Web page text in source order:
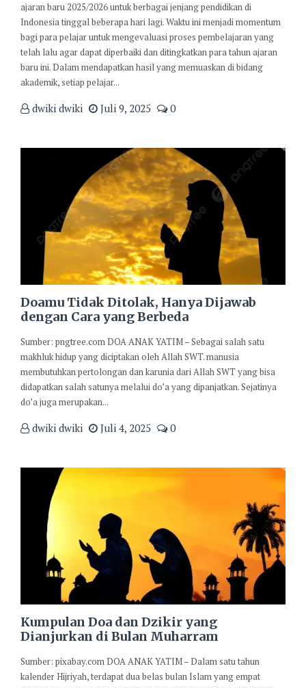
ajaran baru 2025/2026 untuk berbagai jenjang pendidikan di
Indonesia tinggal beberapa hari lagi. Waktu ini menjadi momentum
bagi para pelajar untuk mengevaluasi proses pembelajaran yang
telah lalu agar dapat diperbaiki dan ditingkatkan para tahun ajaran
baru ini. Dalam mendapatkan hasil yang memuaskan di bidang
akademik, setiap pelajar...
dwiki dwiki Juli 9, 2025 0
Doamu Tidak Ditolak, Hanya Dijawab
dengan Cara yang Berbeda
Sumber: pngtree.com DOA ANAK YATIM – Sebagai salah satu
makhluk hidup yang diciptakan oleh Allah SWT. manusia
membutuhkan pertolongan dan karunia dari Allah SWT yang bisa
didapatkan salah satunya melalui do’a yang dipanjatkan. Sejatinya
do’a juga merupakan...
dwiki dwiki Juli 4, 2025 0
Kumpulan Doa dan Dzikir yang
Dianjurkan di Bulan Muharram
Sumber: pixabay.com DOA ANAK YATIM – Dalam satu tahun
kalender Hijriyah, terdapat dua belas bulan Islam yang empat